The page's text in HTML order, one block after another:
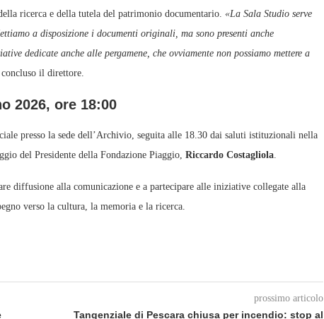
ricerca e della tutela del patrimonio documentario. «La Sala Studio serve
a disposizione i documenti originali, ma sono presenti anche
dedicate anche alle pergamene, che ovviamente non possiamo mettere a
concluso il direttore.
2026, ore 18:00
presso la sede dell’Archivio, seguita alle 18.30 dai saluti istituzionali nella
del Presidente della Fondazione Piaggio, Riccardo Costagliola
diffusione alla comunicazione e a partecipare alle iniziative collegate alla
verso la cultura, la memoria e la ricerca.
prossimo articolo
Tangenziale di Pescara chiusa per incendio: stop al